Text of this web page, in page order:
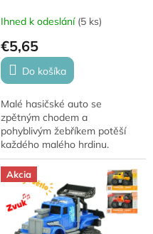
Ihned k odeslání (5 ks)
€5,65
Do košíka
Malé hasičské auto se
zpětným chodem a
pohyblivým žebříkem potěší
každého malého hrdinu.
Dodáváno v praktické dárkové
krabičce, ideální jako dárek!
Akcia